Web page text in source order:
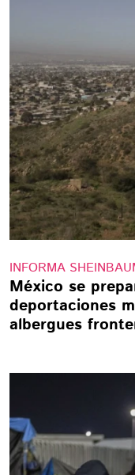
INFORMA
México se
deportaciones
albergues